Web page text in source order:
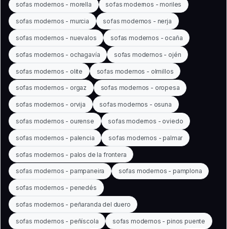
sofas modernos - morella sofas modernos - moriles
sofas modernos - murcia sofas modernos - nerja
sofas modernos - nuevalos sofas modernos - ocaña
sofas modernos - ochagavía sofas modernos - ojén
sofas modernos - olite sofas modernos - olmillos
sofas modernos - orgaz sofas modernos - oropesa
sofas modernos - orvija sofas modernos - osuna
sofas modernos - ourense sofas modernos - oviedo
sofas modernos - palencia sofas modernos - palmar
sofas modernos - palos de la frontera
sofas modernos - pampaneira sofas modernos - pamplona
sofas modernos - penedés
sofas modernos - peñaranda del duero
sofas modernos - peñíscola sofas modernos - pinos puente